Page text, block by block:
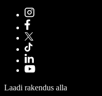
Laadi rakendus alla